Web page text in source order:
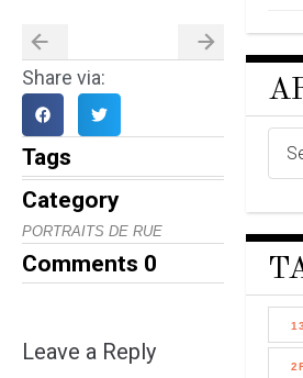
Share via:
Tags
Category
PORTRAITS DE RUE
Comments 0
Leave a Reply